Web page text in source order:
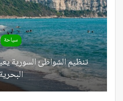
سياحة
تنظيم الشواطئ السورية